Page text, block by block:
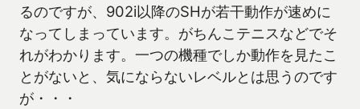
るのですが、902i以降のSHが若干動作が速めに
なってしまっています。がちんこテニスなどでそ
れがわかります。一つの機種でしか動作を見たこ
とがないと、気にならないレベルとは思うのです
が・・・